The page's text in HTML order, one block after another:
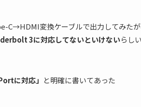
C→HDMI変換ケーブルで出力してみたが
3に対応してないといけないらし
に対応」 と明確に書いてあった